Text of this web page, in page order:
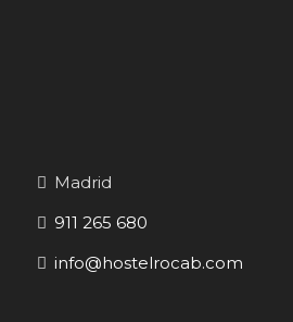
Madrid
911 265 680
info@hostelrocab.com